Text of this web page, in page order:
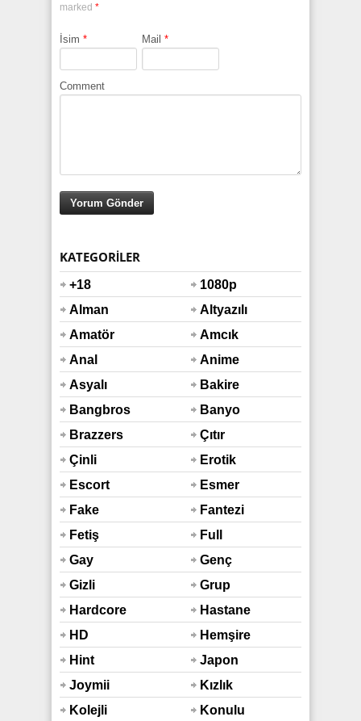
marked *
İsim * Mail *
Comment
KATEGORILER
+18
1080p
Alman
Altyazılı
Amatör
Amcık
Anal
Anime
Asyalı
Bakire
Bangbros
Banyo
Duş
Brazzers
Çıtır
Çinli
Erotik
Escort
Esmer
Fake
Taxi
Araba
Fantezi
Fetiş
Full
Hd
Gay
Genç
Gizli
Çekim
Grup
Hardcore
Hastane
HD
Hemşire
Hint
Sex
Japon
Joymii
Kızlık
Bozma
Kolejli Konulu